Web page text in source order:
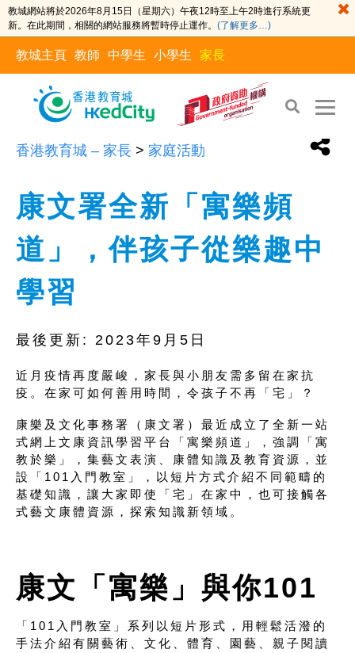
教城網站將於2026年8月15日（星期六）午夜12時至上午2時進行系統更
新。在此期間，相關的網站服務將暫時停止運作。 (了解更多…)
教城主頁 教師 中學生 小學生 家長
香港教育城 – 家長 > 家庭活動
康文署全新「寓樂頻
道」，伴孩子從樂趣中
學習
最後更新: 2023年9月5日
近月疫情再度嚴峻，家長與小朋友需多留在家抗
疫。在家可如何善用時間，令孩子不再「宅」？
康樂及文化事務署（康文署）最近成立了全新一站
式網上文康資訊學習平台「寓樂頻道」，強調「寓
教於樂」，集藝文表演、康體知識及教育資源，並
設「101入門教室」，以短片方式介紹不同範疇的
基礎知識，讓大家即使「宅」在家中，也可接觸各
式藝文康體資源，探索知識新領域。
康文「寓樂」與你101
「101入門教室」系列以短片形式，用輕鬆活潑的
手法介紹有關藝術、文化、體育、園藝、親子閱讀